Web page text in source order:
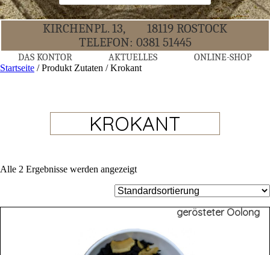
KIR­CHEN­PL. 13,
18119 ROS­TOCK
TELE­FON: 0381 51445
DAS KON­TOR AKTU­EL­LES ONLINE-SHOP
Startseite / Produkt Zutaten / Krokant
KROKANT
Alle 2 Ergebnisse werden angezeigt
gerösteter Oolong